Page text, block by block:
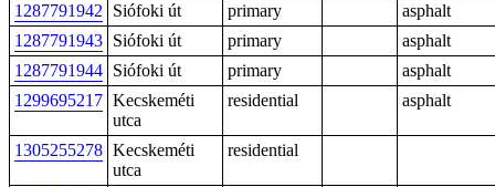
1287791942
Siófoki út primary
asphalt
1287791943 Siófoki út primary
asphalt
1287791944 Siófoki út primary
asphalt
1299695217 Kecskeméti
utca
residential asphalt
1305255278 Kecskeméti
utca
residential